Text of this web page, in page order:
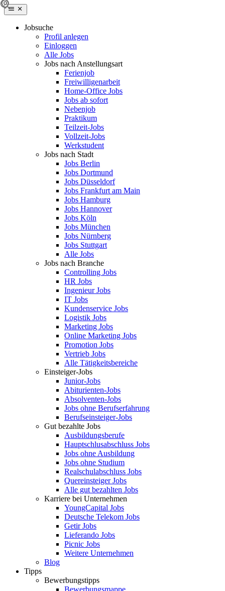
Jobsuche
Profil anlegen
Einloggen
Alle Jobs
Jobs nach Anstellungsart
Ferienjob
Freiwilligenarbeit
Home-Office Jobs
Jobs ab sofort
Nebenjob
Praktikum
Teilzeit-Jobs
Vollzeit-Jobs
Werkstudent
Jobs nach Stadt
Jobs Berlin
Jobs Dortmund
Jobs Düsseldorf
Jobs Frankfurt am Main
Jobs Hamburg
Jobs Hannover
Jobs Köln
Jobs München
Jobs Nürnberg
Jobs Stuttgart
Alle Jobs
Jobs nach Branche
Controlling Jobs
HR Jobs
Ingenieur Jobs
IT Jobs
Kundenservice Jobs
Logistik Jobs
Marketing Jobs
Online Marketing Jobs
Promotion Jobs
Vertrieb Jobs
Alle Tätigkeitsbereiche
Einsteiger-Jobs
Junior-Jobs
Abiturienten-Jobs
Absolventen-Jobs
Jobs ohne Berufserfahrung
Berufseinsteiger-Jobs
Gut bezahlte Jobs
Ausbildungsberufe
Hauptschlusabschluss Jobs
Jobs ohne Ausbildung
Jobs ohne Studium
Realschulabschluss Jobs
Quereinsteiger Jobs
Alle gut bezahlten Jobs
Karriere bei Unternehmen
YoungCapital Jobs
Deutsche Telekom Jobs
Getir Jobs
Lieferando Jobs
Picnic Jobs
Weitere Unternehmen
Blog
Tipps
Bewerbungstipps
Bewerbungsmappe